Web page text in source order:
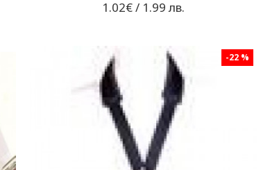
1.02€ / 1.99 лв.
-22 %